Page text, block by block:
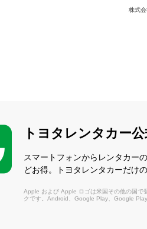
株式
トヨタレンタカー
スマートフォンからレンタカー
どお得。トヨタレンタカーだけ
Apple および Apple ロゴは米国その他の国
クです。Android、Google Play、Google